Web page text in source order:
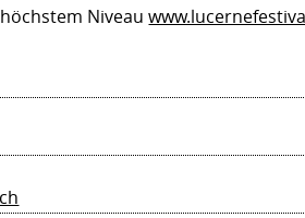
Niveau